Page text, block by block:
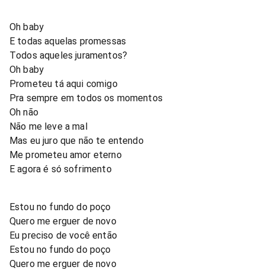
Oh baby
E todas aquelas promessas
Todos aqueles juramentos?
Oh baby
Prometeu tá aqui comigo
Pra sempre em todos os momentos
Oh não
Não me leve a mal
Mas eu juro que não te entendo
Me prometeu amor eterno
E agora é só sofrimento
Estou no fundo do poço
Quero me erguer de novo
Eu preciso de você então
Estou no fundo do poço
Quero me erguer de novo